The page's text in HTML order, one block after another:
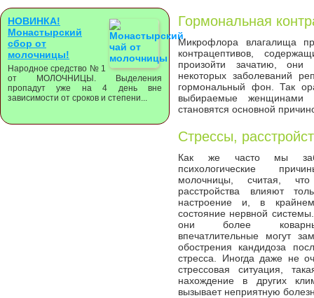
Гормональная
Микрофлора влагалища
контрацептивов,
произойти зачатию, они
некоторых заболеваний
гормональный фон. Так
выбираемые женщинами
становятся основной
Стрессы,
Как же часто мы
психологические
молочницы, считая,
расстройства влияют
настроение и, в
состояние нервной
они более
впечатлительные могут
обострения кандидоза
стресса. Иногда даже не
стрессовая ситуация,
нахождение в других
вызывает неприятную
НОВИНКА!
Монастырский
сбор от
молочницы!
Народное средство № 1
от МОЛОЧНИЦЫ. Выделения
пропадут уже на 4 день вне
зависимости от сроков и степени...